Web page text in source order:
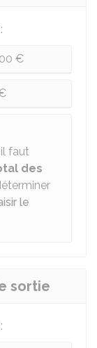
€
faut
des
le
sortie